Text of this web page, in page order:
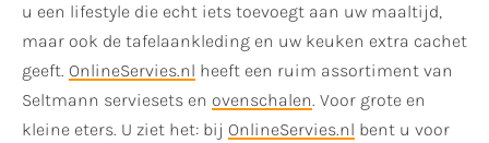
u een lifestyle die echt iets toevoegt aan uw maaltijd,
maar ook de tafelaankleding en uw keuken extra cachet
geeft. OnlineServies.nl heeft een ruim assortiment van
Seltmann serviesets en ovenschalen. Voor grote en
kleine eters. U ziet het: bij OnlineServies.nl bent u voor